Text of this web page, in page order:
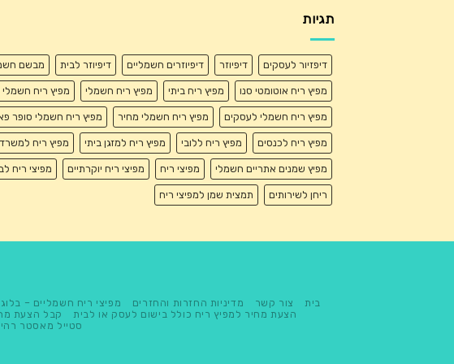
תגיות
דיפזיור לעסקים דיפיוזר דיפיוזרים חשמליים דיפיוזר לבית מבשם
מפיץ ריח אוטומטי סנו מפיץ ריח ביתי מפיץ ריח חשמלי מפיץ ריח
מפיץ ריח חשמלי לעסקים מפיץ ריח חשמלי מחיר מפיץ ריח חשמלי סופר
מפיץ ריח לכנסים מפיץ ריח ללובי מפיץ ריח למזגן ביתי מפיץ ריח למשרד
מפיץ שמנים אתריים חשמלי מפיצי ריח מפיצי ריח יוקרתיים מפיצי ריח
ריחן לשירותים תמצית שמן למפיצי ריח
בית צור קשר מדיניות החזרות והחזרים מפיצי ריח חשמליים – בלוג
הצעת מחיר למפיץ ריח כולל בישום לעסק או לבית
קבל הצעת
סטייל מאסטר